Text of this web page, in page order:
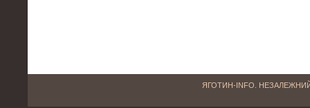
ЯГОТИН-INFO.